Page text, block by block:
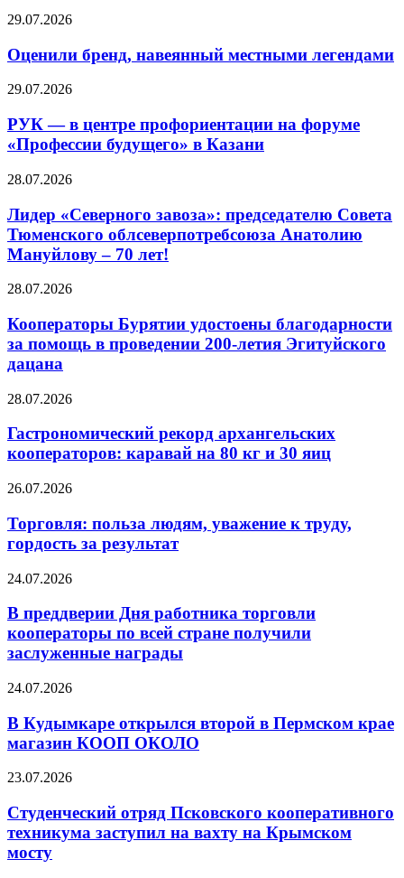
29.07.2026
Оценили бренд, навеянный местными легендами
29.07.2026
РУК — в центре профориентации на форуме
«Профессии будущего» в Казани
28.07.2026
Лидер «Северного завоза»: председателю Совета
Тюменского облсеверпотребсоюза Анатолию
Мануйлову – 70 лет!
28.07.2026
Кооператоры Бурятии удостоены благодарности
за помощь в проведении 200-летия Эгитуйского
дацана
28.07.2026
Гастрономический рекорд архангельских
кооператоров: каравай на 80 кг и 30 яиц
26.07.2026
Торговля: польза людям, уважение к труду,
гордость за результат
24.07.2026
В преддверии Дня работника торговли
кооператоры по всей стране получили
заслуженные награды
24.07.2026
В Кудымкаре открылся второй в Пермском крае
магазин КООП ОКОЛО
23.07.2026
Студенческий отряд Псковского кооперативного
техникума заступил на вахту на Крымском
мосту